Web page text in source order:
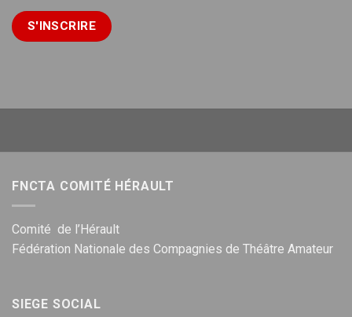
FNCTA COMITÉ HÉRAULT
Comité de l’Hérault
Fédération Nationale des Compagnies de Théâtre Amateur
SIEGE SOCIAL